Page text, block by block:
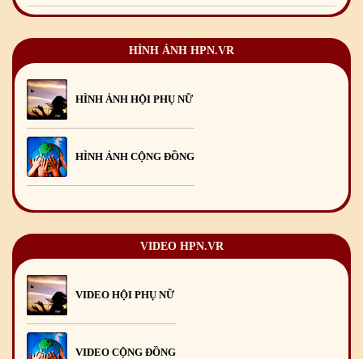
Mừng Xuân Canh Tý 2020 22/01/2020
Chúc mừng Giáng sinh và Năm mới 2020
Mừng Xuân Kỷ Hợi 2019
Chúc mừng Giáng sinh và Năm mới 2019
Mừng Xuân Bính Ngọ 2026
Chúc mừng Giáng sinh và Năm mới 2026 24/12/2025
Chúc mừng Giáng sinh và Năm mới 2025
Mừng Xuân Giáp Thìn 2024
HÌNH ẢNH HPN.VR
HÌNH ẢNH HỘI PHỤ NỮ
HÌNH ẢNH CỘNG ĐỒNG
VIDEO HPN.VR
VIDEO HỘI PHỤ NỮ
VIDEO CỘNG ĐỒNG